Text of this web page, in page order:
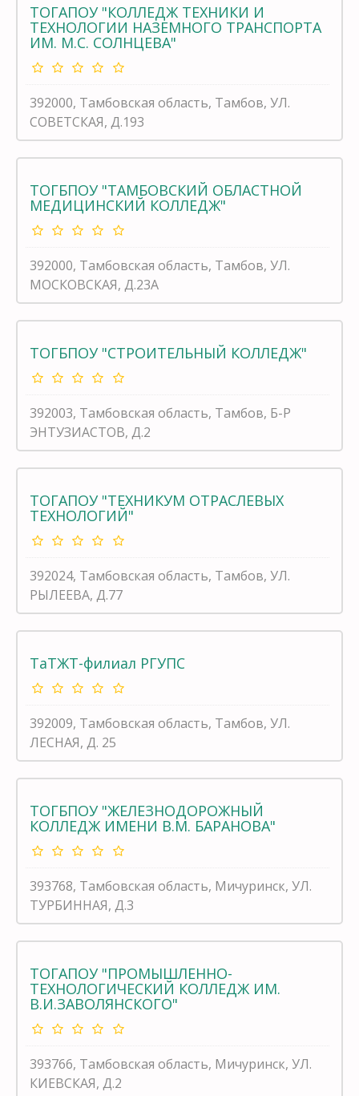
ТОГАПОУ "КОЛЛЕДЖ ТЕХНИКИ И
ТЕХНОЛОГИИ НАЗЕМНОГО ТРАНСПОРТА
ИМ. М.С. СОЛНЦЕВА"
392000, Тамбовская область, Тамбов, УЛ.
СОВЕТСКАЯ, Д.193
ТОГБПОУ "ТАМБОВСКИЙ ОБЛАСТНОЙ
МЕДИЦИНСКИЙ КОЛЛЕДЖ"
392000, Тамбовская область, Тамбов, УЛ.
МОСКОВСКАЯ, Д.23А
ТОГБПОУ "СТРОИТЕЛЬНЫЙ КОЛЛЕДЖ"
392003, Тамбовская область, Тамбов, Б-Р
ЭНТУЗИАСТОВ, Д.2
ТОГАПОУ "ТЕХНИКУМ ОТРАСЛЕВЫХ
ТЕХНОЛОГИЙ"
392024, Тамбовская область, Тамбов, УЛ.
РЫЛЕЕВА, Д.77
ТаТЖТ-филиал РГУПС
392009, Тамбовская область, Тамбов, УЛ.
ЛЕСНАЯ, Д. 25
ТОГБПОУ "ЖЕЛЕЗНОДОРОЖНЫЙ
КОЛЛЕДЖ ИМЕНИ В.М. БАРАНОВА"
393768, Тамбовская область, Мичуринск, УЛ.
ТУРБИННАЯ, Д.3
ТОГАПОУ "ПРОМЫШЛЕННО-
ТЕХНОЛОГИЧЕСКИЙ КОЛЛЕДЖ ИМ.
В.И.ЗАВОЛЯНСКОГО"
393766, Тамбовская область, Мичуринск, УЛ.
КИЕВСКАЯ, Д.2